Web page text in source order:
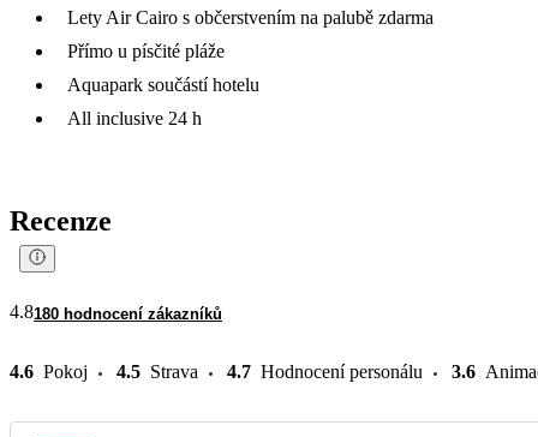
Lety Air Cairo s občerstvením na palubě zdarma
Přímo u písčité pláže
Aquapark součástí hotelu
All inclusive 24 h
Recenze
4.8180 hodnocení zákazníků
4.6 Pokoj 4.5 Strava 4.7 Hodnocení personálu 3.6